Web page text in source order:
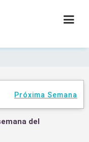
Próxima Semana
del